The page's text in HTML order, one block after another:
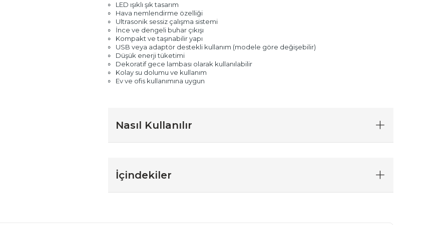
LED ışıklı şık tasarım
Hava nemlendirme özelliği
Ultrasonik sessiz çalışma sistemi
İnce ve dengeli buhar çıkışı
Kompakt ve taşınabilir yapı
USB veya adaptör destekli kullanım (modele göre değişebilir)
Düşük enerji tüketimi
Dekoratif gece lambası olarak kullanılabilir
Kolay su dolumu ve kullanım
Ev ve ofis kullanımına uygun
Nasıl Kullanılır
İçindekiler